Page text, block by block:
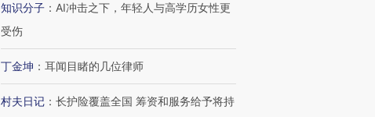
知识分子 ： AI冲击之下，年轻人与高学历女性更
受伤
丁金坤 ： 耳闻目睹的几位律师
村夫日记 ： 长护险覆盖全国 筹资和服务给予将持